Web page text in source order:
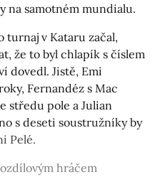
na samotném mundialu.
turnaj v Kataru začal,
že to byl chlapík s číslem
dovedl. Jistě, Emi
Fernandéz s Mac
středu pole a Julian
s deseti soustružníky by
Pelé.
hráčem